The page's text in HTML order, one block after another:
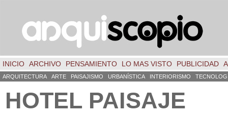
INICIO ARCHIVO PENSAMIENTO LO MAS VISTO PUBLICIDAD
ARQUITECTURA ARTE PAISAJISMO URBANÍSTICA INTERIORISMO
HOTEL PAISAJE